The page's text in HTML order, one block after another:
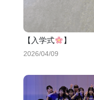
【入学式 】
2026/04/09